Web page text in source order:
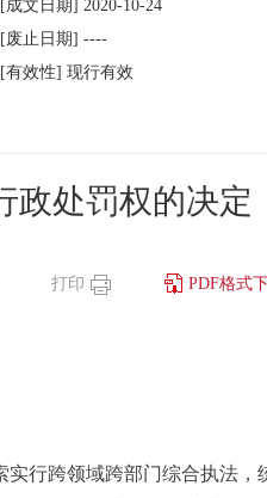
[成文日期] 2020-10-24
[废止日期] ----
[有效性] 现行有效
政处罚权的决定
PDF格式
打印
行跨领域跨部门综合执法，